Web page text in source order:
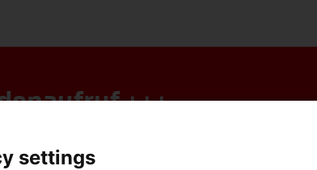
+++
der Hilfsorganisationen,
betroffenen Menschen aus der Ukraine.
settings